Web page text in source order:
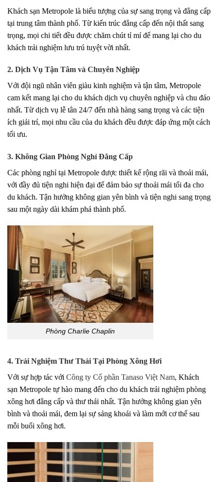
Khách sạn Metropole là biểu tượng của sự sang trọng và đẳng cấp
tại trung tâm thành phố. Từ kiến trúc đẳng cấp đến nội thất sang
trọng, mọi chi tiết đều được chăm chút tỉ mỉ để mang lại cho du
khách trải nghiệm lưu trú tuyệt vời nhất.
2. Dịch Vụ Tận Tâm và Chuyên Nghiệp
Với đội ngũ nhân viên giàu kinh nghiệm và tận tâm, Metropole
cam kết mang lại cho du khách dịch vụ chuyên nghiệp và chu đáo
nhất. Từ dịch vụ lễ tân 24/7 đến nhà hàng sang trọng và các tiện
ích giải trí, mọi nhu cầu của du khách đều được đáp ứng một cách
tối ưu.
3. Không Gian Phòng Nghỉ Đẳng Cấp
Các phòng nghỉ tại Metropole được thiết kế rộng rãi và thoải mái,
với đầy đủ tiện nghi hiện đại để đảm bảo sự thoải mái tối đa cho
du khách. Tận hưởng không gian yên bình và tiện nghi sang trọng
sau một ngày dài khám phá thành phố.
Phòng Charlie Chaplin
4. Trải Nghiệm Thư Thái Tại Phòng Xông Hơi
Với sự hợp tác với Công ty Cổ phần Tanaso Việt Nam, Khách
sạn Metropole tự hào mang đến cho du khách trải nghiệm phòng
xông hơi đẳng cấp và thư thái nhất. Tận hưởng không gian yên
bình và thoải mái, đem lại sự sảng khoái và làm mới cơ thể sau
mỗi buổi xông hơi.